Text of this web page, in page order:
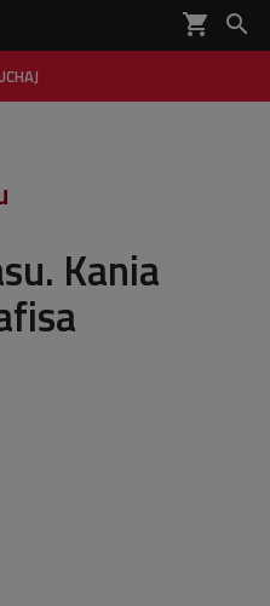
shopping_cart 

Kania